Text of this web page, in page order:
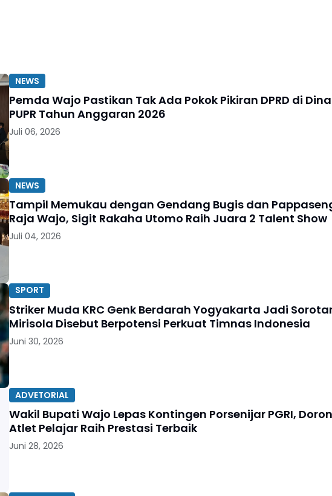
NEWS
Pemda Wajo Pastikan Tak Ada Pokok Pikiran DPRD di
PUPR Tahun Anggaran 2026
Juli 06, 2026
NEWS
Tampil Memukau dengan Gendang Bugis dan
Raja Wajo, Sigit Rakaha Utomo Raih Juara 2 Talent Show
Juli 04, 2026
SPORT
Striker Muda KRC Genk Berdarah Yogyakarta Jadi
Mirisola Disebut Berpotensi Perkuat Timnas Indonesia
Juni 30, 2026
ADVETORIAL
Wakil Bupati Wajo Lepas Kontingen Porsenijar PGRI,
Atlet Pelajar Raih Prestasi Terbaik
Juni 28, 2026